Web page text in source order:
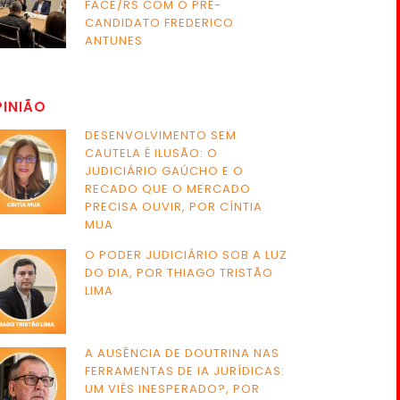
FACE/RS COM O PRÉ-
CANDIDATO FREDERICO
ANTUNES
DESENVOLVIMENTO SEM
CAUTELA É ILUSÃO: O
JUDICIÁRIO GAÚCHO E O
RECADO QUE O MERCADO
PRECISA OUVIR, POR CÍNTIA
MUA
O PODER JUDICIÁRIO SOB A LUZ
DO DIA, POR THIAGO TRISTÃO
LIMA
A AUSÊNCIA DE DOUTRINA NAS
FERRAMENTAS DE IA JURÍDICAS:
UM VIÉS INESPERADO?, POR